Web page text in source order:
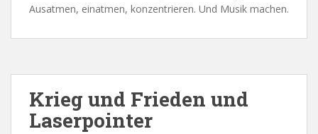
Ausatmen, einatmen, konzentrieren. Und Musik machen.
Krieg und Frieden und
Laserpointer